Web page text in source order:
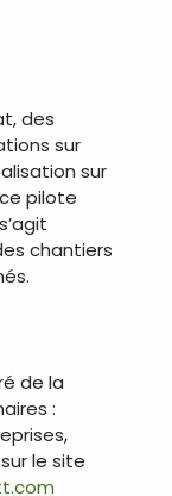
des
sur
sur
pilote
chantiers
de la
:
le site